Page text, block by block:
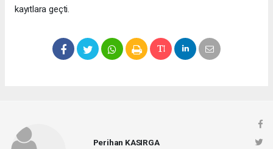
kayıtlara geçti.
Perihan KASIRGA